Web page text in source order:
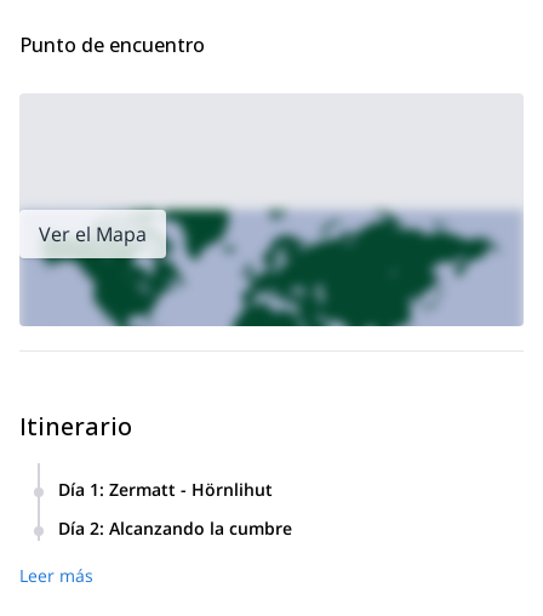
Así que, si estás pensando en escalar este pico, ¡este es el viaje
esta expedición. Envíame una solicitud. ¡Prometo que será una
en Italia.
Punto de encuentro
Ver el Mapa
Itinerario
Día 1: Zermatt - Hörnlihut
Schwarzsee. Luego, el trek es de aproximadamente dos
llegar al nuevo Hörnlihut. Nos encontraremos a las 18.00 en
Día 2: Alcanzando la cumbre
a.m., partiendo del Hörnlihut, en dirección a Hörnliridge.
Leer más